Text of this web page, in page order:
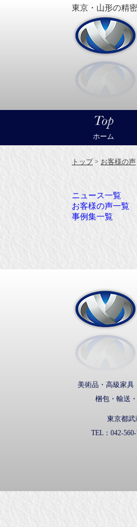
東京・山形の精
ホーム
トップ> お客様の声
ニュース一覧
お客様の声一覧
事例集一覧
美術品・高級家具
梱包・輸送
東京都武
TEL： 042-